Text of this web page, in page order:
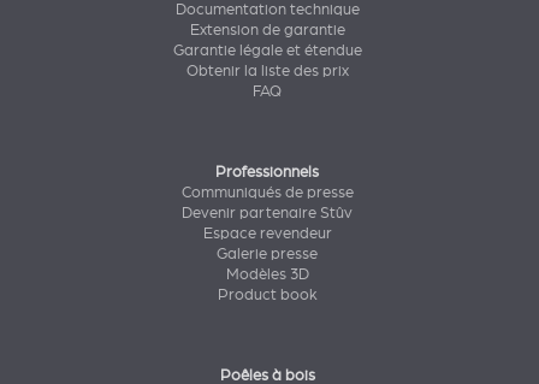
Documentation technique
Extension de garantie
Garantie légale et étendue
Obtenir la liste des prix
FAQ
Professionnels
Communiqués de presse
Devenir partenaire Stûv
Espace revendeur
Galerie presse
Modèles 3D
Product book
Poêles à bois